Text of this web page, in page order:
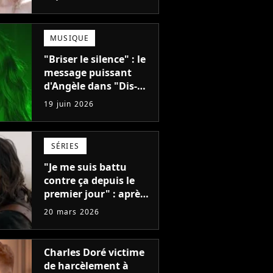
You Want ?
MUSIQUE
"Briser le silence" : le
message puissant
d'Angèle dans "Dis-
le", son nouveau clip
très stylé
19 juin 2026
SÉRIES
"Je me suis battu
contre ça depuis le
premier jour" : après
10 ans de The Walking
de prendre en compte
les souhaits de
Norman Reedus
20 mars 2026
Charles Doré victime
de harcèlement à